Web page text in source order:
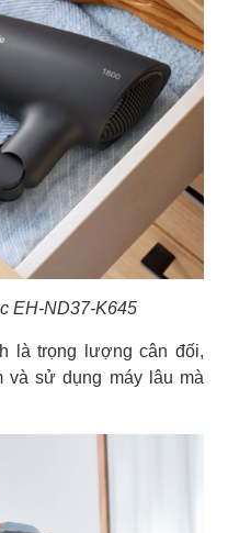
EH-ND37-K645
là trọng lượng cân đối,
và sử dụng máy lâu mà